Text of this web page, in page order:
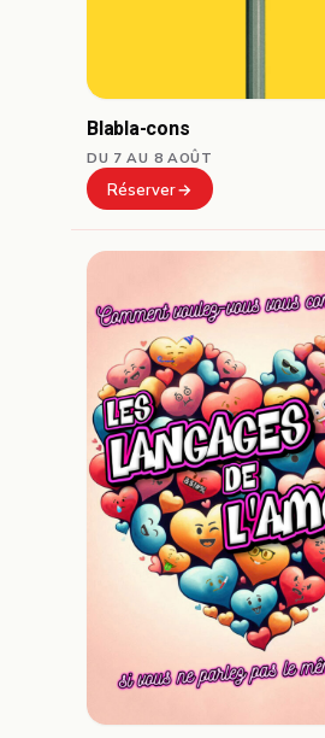
Blabla-cons
DU 7 AU 8 AOÛT
Réserver